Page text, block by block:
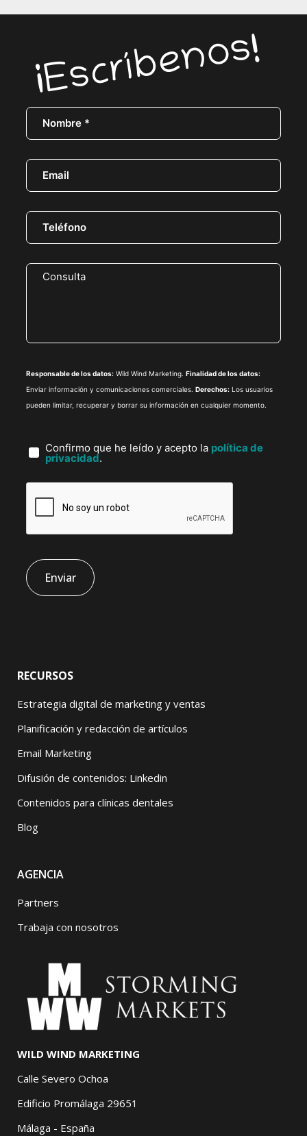
¡Escríbenos!
Responsable de los datos: Wild Wind Marketing. Finalidad de los datos:
Enviar información y comunicaciones comerciales. Derechos: Los usuarios
pueden limitar, recuperar y borrar su información en cualquier momento.
Confirmo que he leído y acepto la política de
privacidad.
RECURSOS
Estrategia digital de marketing y ventas
Planificación y redacción de artículos
Email Marketing
Difusión de contenidos: Linkedin
Contenidos para clínicas dentales
Blog
AGENCIA
Partners
Trabaja con nosotros
WILD WIND MARKETING
Calle Severo Ochoa
Edificio Promálaga 29651
Málaga - España